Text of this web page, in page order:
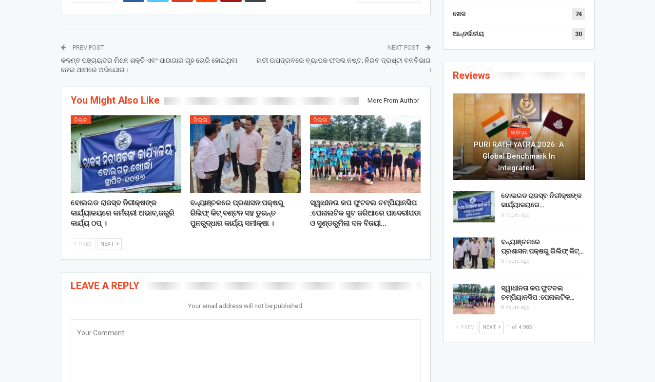
PREV POST
କଳମ୍ବ ପଞ୍ଚାୟତର ମିଶନ ଶକ୍ତି ଏବଂ ପାଠାଗାର ଗୃହ ଚୋରି ହୋଇଥିବା
ନେଇ ଥାନାରେ ଅଭିଯୋଗ।
NEXT POST
ହାତୀ ଉପଦ୍ରବରେ ବ୍ୟାପକ ଫସଲ ନଷ୍ଟ; ନିରବ ଦ୍ରଷ୍ଟା ବନବିଭାଗ
।
You Might Also Like More From Author
ଜିଲ୍ଲା
ବୋଲଗଡ ରାଜସ୍ବ ନିରୀକ୍ଷଙ୍କ
କାର୍ଯ୍ୟାଳୟରେ କର୍ମଚାରୀ ଅଭାବ,ଜରୁରି
କାର୍ଯ୍ୟ ଠପ୍ ।
ଜିଲ୍ଲା
ବନ୍ୟାଞ୍ଚଳରେ ପ୍ରଶାସନ:ପକ୍ଷରୁ
ରିଲିଫ୍ କିଟ୍ ବଣ୍ଟନ ସହ ତୁରନ୍ତ
ପୁନରୁଦ୍ଧାର କାର୍ଯ୍ୟ ସମୀକ୍ଷା ।
ଜିଲ୍ଲା
ସ୍ୱାଧୀନତା କପ ଫୁଟବଲ ଚମ୍ପିୟାନସିପ
:ପେନାଲଟିକ ସୁଟ ଜରିଆରେ ପାଦେରୀପଡା
ଓ ସୁଣ୍ଡରୁମିଲା ଦଳ ବିଜୟୀ…
PREV NEXT
LEAVE A REPLY
Your email address will not be published.
ଖେଳ 74
ଆନ୍ତର୍ଜାତୀୟ 30
Reviews
ସାହିତ୍ୟ
PURI RATH YATRA 2026: A
Global Benchmark In
Integrated…
ବୋଲଗଡ ରାଜସ୍ବ ନିରୀକ୍ଷଙ୍କ
କାର୍ଯ୍ୟାଳୟରେ…
5 hours ago
ବନ୍ୟାଞ୍ଚଳରେ
ପ୍ରଶାସନ:ପକ୍ଷରୁ ରିଲିଫ୍ କିଟ୍…
5 hours ago
ସ୍ୱାଧୀନତା କପ ଫୁଟବଲ
ଚମ୍ପିୟାନସିପ :ପେନାଲଟିକ…
6 hours ago
PREV NEXT 1 of 4,985